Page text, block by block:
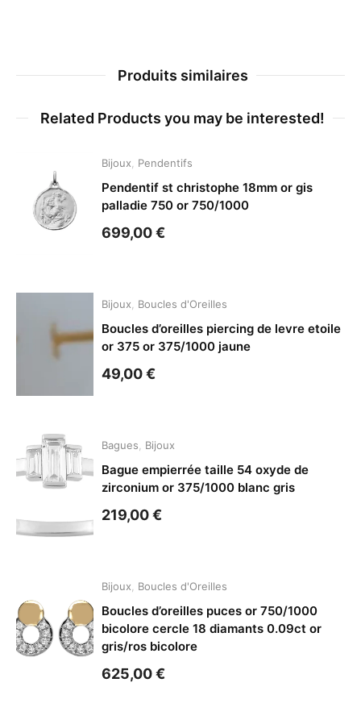
Produits similaires
Related Products you may be interested!
Bijoux Pendentifs
Pendentif st christophe 18mm or gis
palladie 750 or 750/1000
699,00€
Bijoux Boucles d'Oreilles
Boucles d’oreilles piercing de levre etoile
or 375 or 375/1000 jaune
49,00€
Bagues Bijoux
Bague empierrée taille 54 oxyde de
zirconium or 375/1000 blanc gris
219,00€
Bijoux Boucles d'Oreilles
Boucles d’oreilles puces or 750/1000
bicolore cercle 18 diamants 0.09ct or
gris/ros bicolore
625,00€